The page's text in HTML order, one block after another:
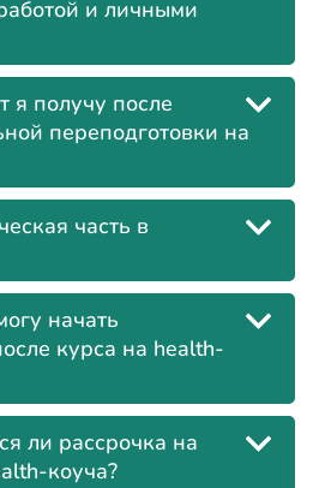
и личными
я получу после
переподготовки на
часть в
начать
курса на health-
ли рассрочка на
коуча?